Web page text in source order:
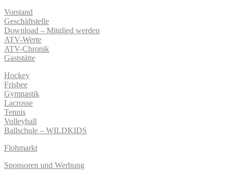
Vorstand
Geschäftstelle
Download – Mitglied werden
ATV-Werte
ATV-Chronik
Gaststätte
Hockey
Frisbee
Gymnastik
Lacrosse
Tennis
Volleyball
Ballschule – WILDKIDS
Flohmarkt
Sponsoren und Werbung